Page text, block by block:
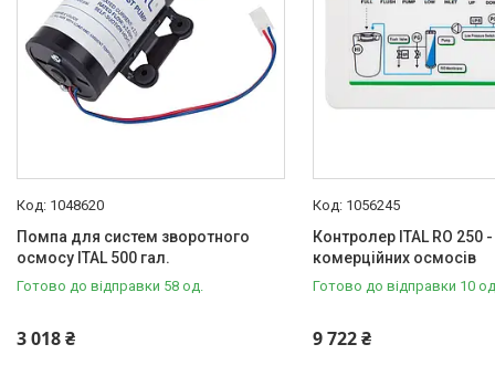
1048620
Помпа для систем зворотного
осмосу ITAL 500 гал.
Готово до відправки 58 од.
3 018 ₴
1056245
Контролер ITAL RO 250
комерційних осмосів
Готово до відправки 10
9 722 ₴